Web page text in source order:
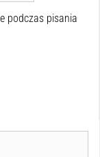
podczas pisania